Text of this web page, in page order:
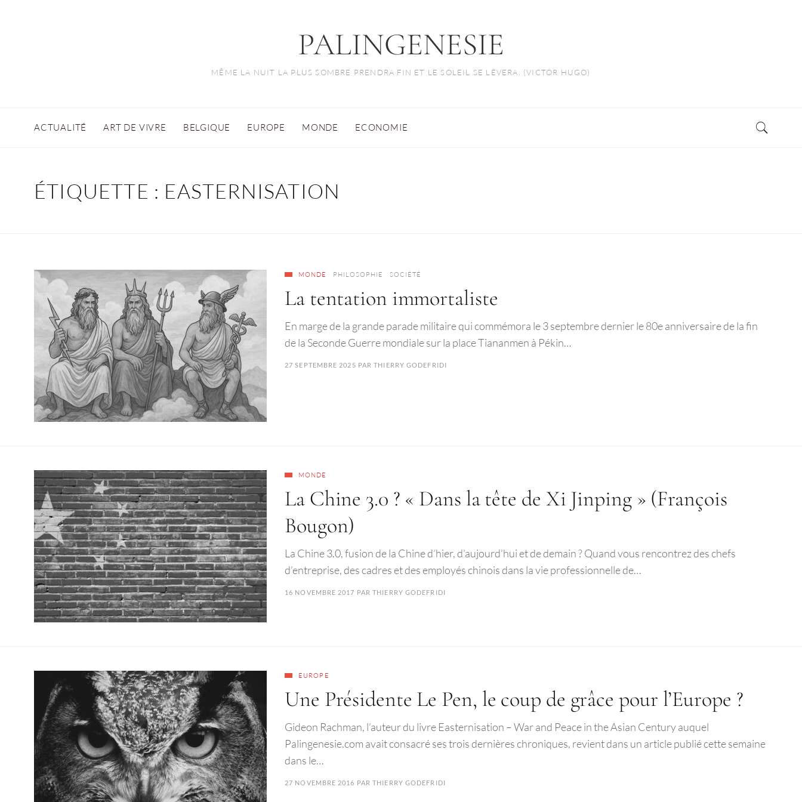
PALINGENESIE
MÊME LA NUIT LA PLUS SOMBRE PRENDRA FIN ET LE SOLEIL SE LÈVERA. (VICTOR HUGO)
ACTUALITÉ ART DE VIVRE BELGIQUE EUROPE MONDE ECONOMIE
ÉTIQUETTE : EASTERNISATION
MONDE PHILOSOPHIE SOCIÉTÉ
La tentation immortaliste
En marge de la grande parade militaire qui commémora le 3 septembre dernier le 80e anniversaire de la fin
de la Seconde Guerre mondiale sur la place Tiananmen à Pékin…
27 SEPTEMBRE 2025 PARTHIERRY GODEFRIDI
MONDE
La Chine 3.0 ? « Dans la tête de Xi Jinping » (François
Bougon)
La Chine 3.0, fusion de la Chine d’hier, d’aujourd’hui et de demain ? Quand vous rencontrez des chefs
d’entreprise, des cadres et des employés chinois dans la vie professionnelle de…
16 NOVEMBRE 2017 PARTHIERRY GODEFRIDI
EUROPE
Une Présidente Le Pen, le coup de grâce pour l’Europe ?
Gideon Rachman, l’auteur du livre Easternisation – War and Peace in the Asian Century auquel
Palingenesie.com avait consacré ses trois dernières chroniques, revient dans un article publié cette semaine
dans le…
27 NOVEMBRE 2016 PARTHIERRY GODEFRIDI